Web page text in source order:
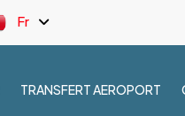
Fr
TRANSFERT AEROPORT